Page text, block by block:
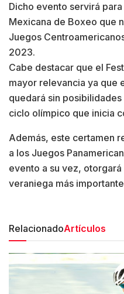
Dicho evento servirá
Mexicana de Boxeo que
Juegos
2023.
Cabe destacar que el
mayor relevancia ya que
quedará sin
ciclo olímpico que inicia
Además, este certamen
a los Juegos
evento a su vez,
veraniega más
RelacionadoArtículos